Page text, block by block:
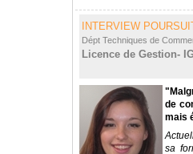
INTERVIEW
Dépt Techniques de
Licence de Gestion-
de
mais
sa